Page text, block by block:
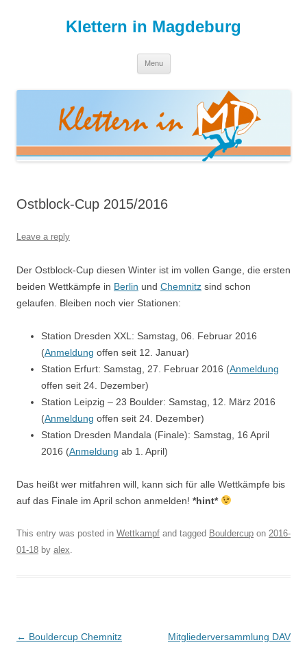
Klettern in Magdeburg
Menu
Ostblock-Cup 2015/2016
Leave a reply
Der Ostblock-Cup diesen Winter ist im vollen Gange, die ersten
beiden Wettkämpfe in Berlin und Chemnitz sind schon
gelaufen. Bleiben noch vier Stationen:
Station Dresden XXL: Samstag, 06. Februar 2016
(Anmeldung offen seit 12. Januar)
Station Erfurt: Samstag, 27. Februar 2016 (Anmeldung
offen seit 24. Dezember)
Station Leipzig – 23 Boulder: Samstag, 12. März 2016
(Anmeldung offen seit 24. Dezember)
Station Dresden Mandala (Finale): Samstag, 16 April
2016 (Anmeldung ab 1. April)
Das heißt wer mitfahren will, kann sich für alle Wettkämpfe bis
auf das Finale im April schon anmelden! *hint*
This entry was posted in Wettkampf and tagged Bouldercup on 2016-
01-18 by alex
Post
← Bouldercup Chemnitz
Mitgliederversammlung DAV